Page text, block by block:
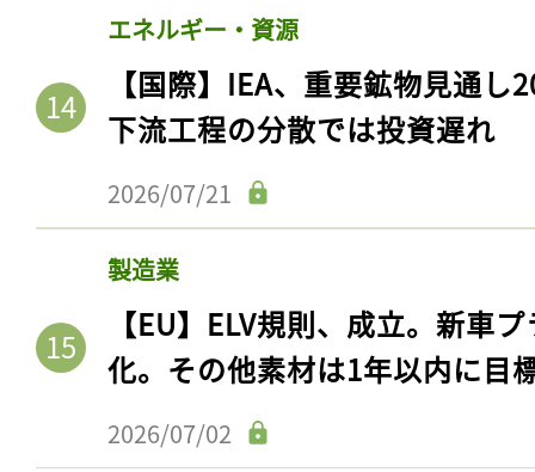
エネルギー・資源
【国際】IEA、重要鉱物見通
下流工程の分散では投資遅れ
2026/07/21
製造業
【EU】ELV規則、成立。新車
化。その他素材は1年以内に目
2026/07/02